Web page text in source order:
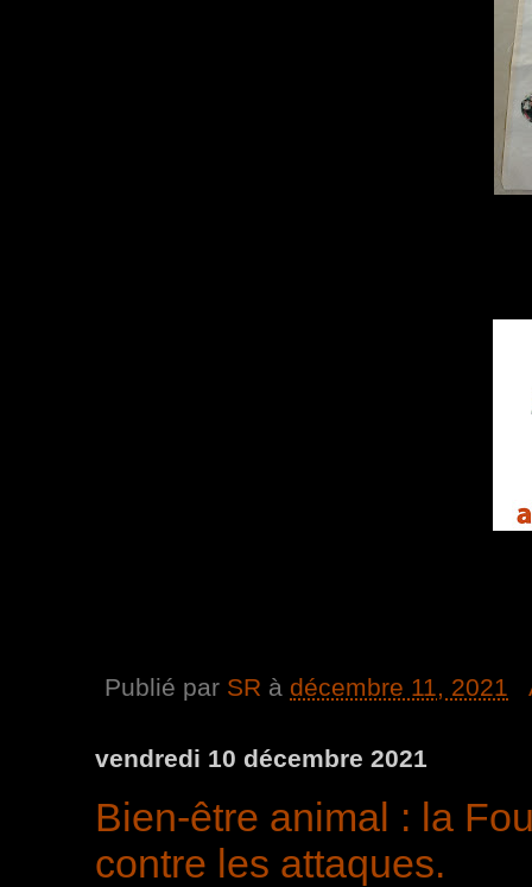
Publié par SR à décembre 11, 2021
vendredi 10 décembre 2021
Bien-être animal : la
contre les attaques.